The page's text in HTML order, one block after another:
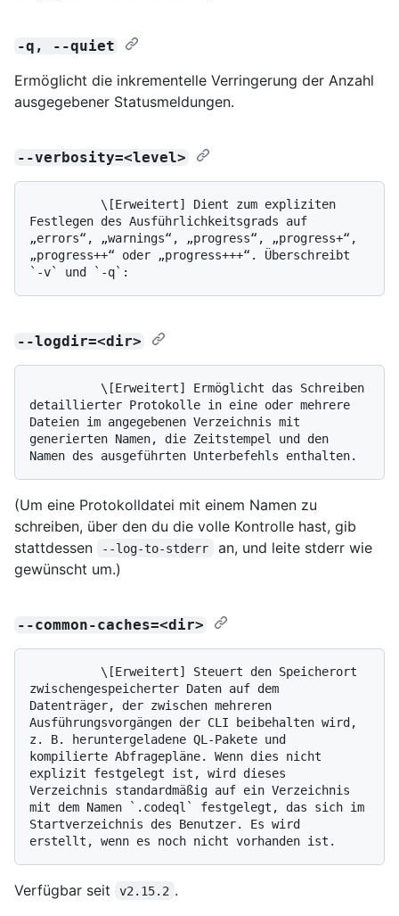
-q, --quiet
Ermöglicht die inkrementelle Verringerung der Anzahl
ausgegebener Statusmeldungen.
--verbosity=<level>
Festlegen des Ausführlichkeitsgrads auf
„errors“, „warnings“, „progress“, „progress+“,
„progress++“ oder „progress+++“. Überschreibt
--logdir=<dir>
detaillierter Protokolle in eine oder mehrere
Dateien im angegebenen Verzeichnis mit
generierten Namen, die Zeitstempel und den
(Um eine Protokolldatei mit einem Namen zu
schreiben, über den du die volle Kontrolle hast, gib
stattdessen
--log-to-stderr
an, und leite stderr wie
gewünscht um.)
--common-caches=<dir>
zwischengespeicherter Daten auf dem
Datenträger, der zwischen mehreren
Ausführungsvorgängen der CLI beibehalten wird,
z. B. heruntergeladene QL-Pakete und
kompilierte Abfragepläne. Wenn dies nicht
explizit festgelegt ist, wird dieses
Verzeichnis standardmäßig auf ein Verzeichnis
mit dem Namen `.codeql` festgelegt, das sich im
Startverzeichnis des Benutzer. Es wird
Verfügbar seit v2.15.2 .